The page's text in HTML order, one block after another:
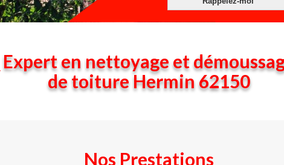
Expert en nettoyage et
de toiture Hermin 62150
Nos Prestations